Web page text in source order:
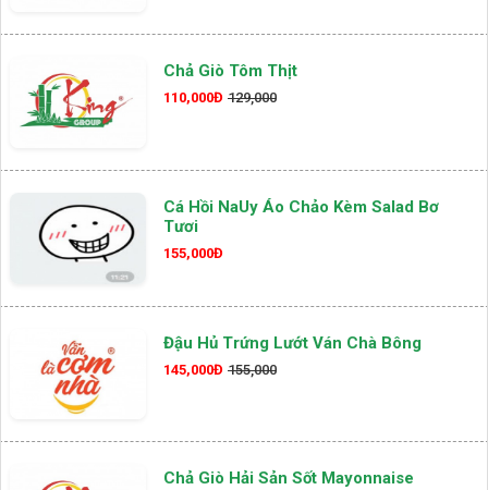
Chả Giò Tôm Thịt
110,000Đ 129,000
Cá Hồi NaUy Áo Chảo Kèm Salad Bơ
Tươi
155,000Đ
Đậu Hủ Trứng Lướt Ván Chà Bông
145,000Đ 155,000
Chả Giò Hải Sản Sốt Mayonnaise